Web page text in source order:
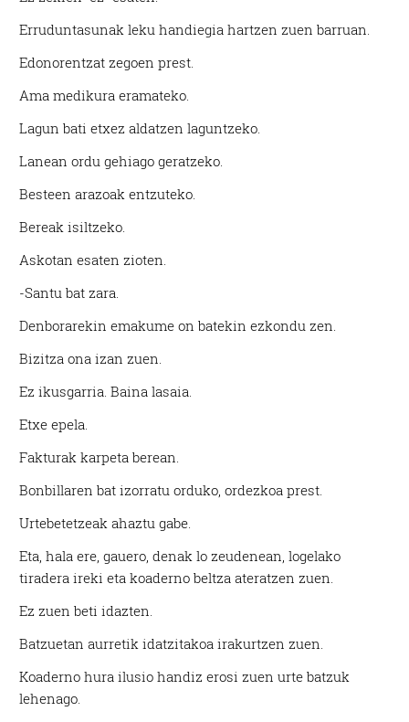
Erruduntasunak leku handiegia hartzen zuen barruan.
Edonorentzat zegoen prest.
Ama medikura eramateko.
Lagun bati etxez aldatzen laguntzeko.
Lanean ordu gehiago geratzeko.
Besteen arazoak entzuteko.
Bereak isiltzeko.
Askotan esaten zioten.
-Santu bat zara.
Denborarekin emakume on batekin ezkondu zen.
Bizitza ona izan zuen.
Ez ikusgarria. Baina lasaia.
Etxe epela.
Fakturak karpeta berean.
Bonbillaren bat izorratu orduko, ordezkoa prest.
Urtebetetzeak ahaztu gabe.
Eta, hala ere, gauero, denak lo zeudenean, logelako
tiradera ireki eta koaderno beltza ateratzen zuen.
Ez zuen beti idazten.
Batzuetan aurretik idatzitakoa irakurtzen zuen.
Koaderno hura ilusio handiz erosi zuen urte batzuk
lehenago.